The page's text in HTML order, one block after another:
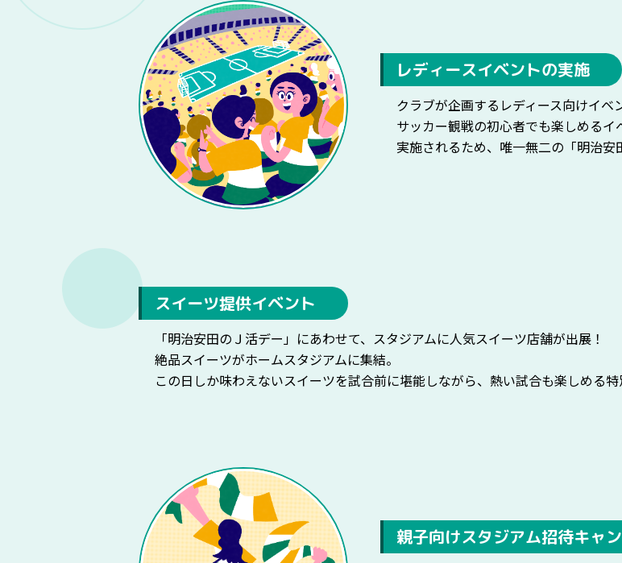
レディースイベントの実施
クラブが企画するレディース向けイベ
サッカー観戦の初心者でも楽しめる
実施されるため、唯一無二の「明治安
スイーツ提供イベント
「明治安田のＪ活デー」にあわせて、スタジアムに人気スイーツ店舗が出展！
絶品スイーツがホームスタジアムに集結。
この日しか味わえないスイーツを試合前に堪能しながら、熱い試合も楽しめる特
親子向けスタジアム招待キャ